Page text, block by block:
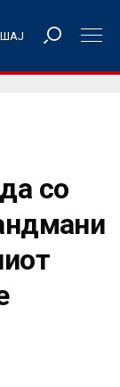
со